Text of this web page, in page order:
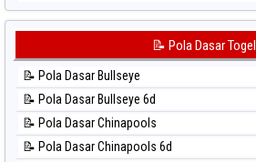
⚽ Bola Hitam Taiwan
📊 Statistik Japan 6d
📊 Statistik Kuda Lari
📊 Statistik Magnum Cambodia
📊 Statistik Nagoya
📊 Statistik New York Midday
📊 Statistik North Carolina Day
📝 Pola Dasar Togel
📝 Pola Dasar Bullseye
📝 Pola Dasar Bullseye 6d
📝 Pola Dasar Chinapools
📝 Pola Dasar Chinapools 6d